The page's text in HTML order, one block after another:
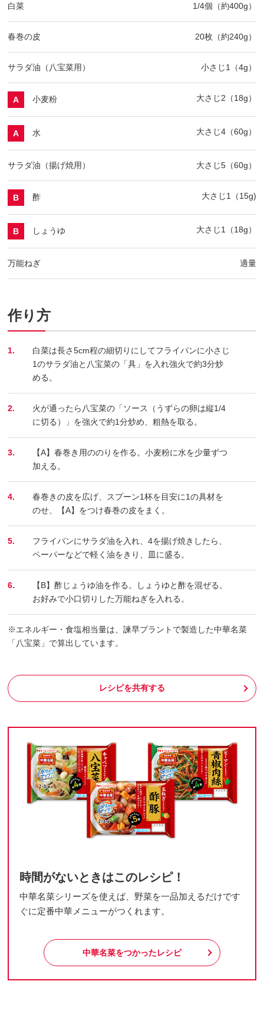
白菜 1/4個（約400g）
春巻の皮 20枚（約240g）
サラダ油（八宝菜用） 小さじ1（4g）
A 小麦粉 大さじ2（18g）
A 水 大さじ4（60g）
サラダ油（揚げ焼用） 大さじ5（60g）
B 酢 大さじ1（15g)
B しょうゆ 大さじ1（18g）
万能ねぎ 適量
作り方
1.
白菜は長さ5cm程の細切りにしてフライパンに小さじ
1のサラダ油と八宝菜の「具」を入れ強火で約3分炒
める。
2.
火が通ったら八宝菜の「ソース（うずらの卵は縦1/4
に切る）」を強火で約1分炒め、粗熱を取る。
3.
【A】春巻き用ののりを作る。小麦粉に水を少量ずつ
加える。
4.
春巻きの皮を広げ、スプーン1杯を目安に1の具材を
のせ、【A】をつけ春巻の皮をまく。
5.
フライパンにサラダ油を入れ、4を揚げ焼きしたら、
ペーパーなどで軽く油をきり、皿に盛る。
6.
【B】酢じょうゆ油を作る。しょうゆと酢を混ぜる。
お好みで小口切りした万能ねぎを入れる。
※エネルギー・食塩相当量は、諫早プラントで製造した中華名菜
「八宝菜」で算出しています。
レシピを共有する
時間がないときはこのレシピ！
中華名菜シリーズを使えば、野菜を一品加えるだけです
ぐに定番中華メニューがつくれます。
中華名菜をつかったレシピ